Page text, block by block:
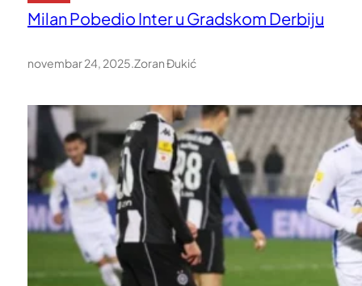
Milan Pobedio Inter u Gradskom Derbiju
novembar 24, 2025.Zoran Đukić